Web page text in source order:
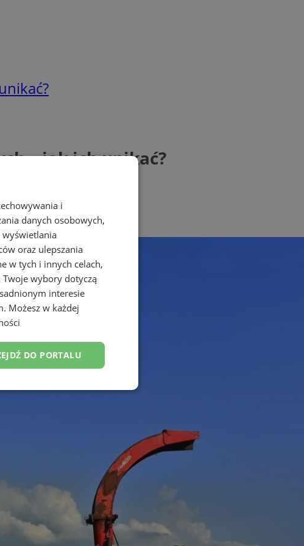
– jak ich unikać?
i
danych osobowych,
wyświetlania
oraz ulepszania
w tych i innych celach,
wybory dotyczą
interesie
. Możesz w każdej
DO PORTALU
Niesklasyfikowane
jak logowanie użytkownika i